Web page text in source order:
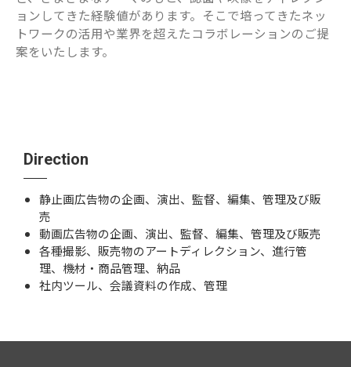
ョンしてきた経験値があります。そこで培ってきたネッ
トワークの活用や業界を超えたコラボレーションのご提
案をいたします。
Direction
静止画広告物の企画、演出、監督、編集、管理及び販
売
動画広告物の企画、演出、監督、編集、管理及び販売
各種撮影、販売物のアートディレクション、進行管
理、機材・商品管理、納品
社内ツール、会議資料の作成、管理